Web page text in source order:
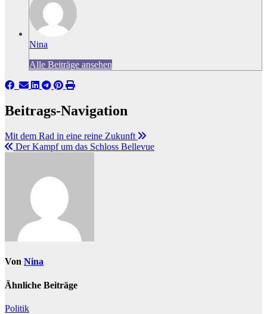
Nina
Alle Beiträge ansehen
Beitrags-Navigation
Mit dem Rad in eine reine Zukunft
Der Kampf um das Schloss Bellevue
Von Nina
Ähnliche Beiträge
Politik